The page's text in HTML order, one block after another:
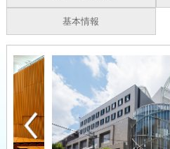
基本情報